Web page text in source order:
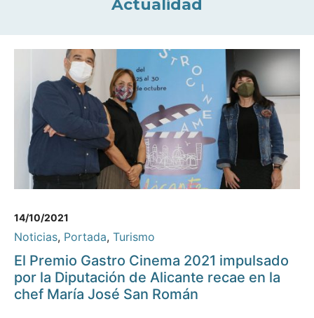
Actualidad
14/10/2021
Noticias, Portada, Turismo
El Premio Gastro Cinema 2021 impulsado
por la Diputación de Alicante recae en la
chef María José San Román